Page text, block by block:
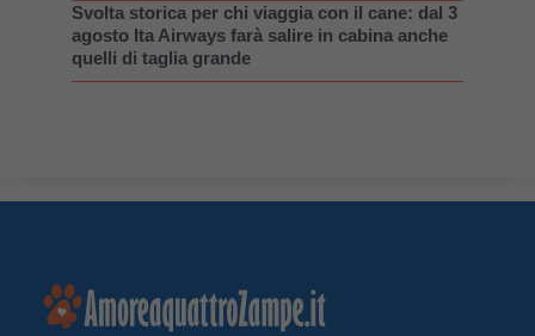
Svolta storica per chi viaggia con il cane: dal 3
agosto Ita Airways farà salire in cabina anche
quelli di taglia grande